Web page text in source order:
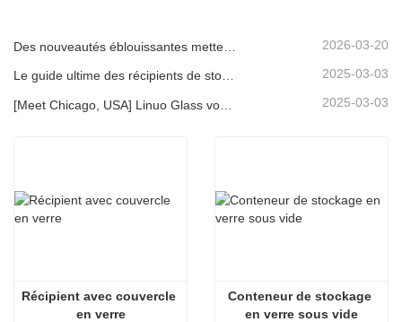
2026-03-20
Le guide ultime des récipients de stockage d'aliments en verre à haut borosilicate 2025-03-03
2025-03-03
Récipient avec couvercle
en verre
Conteneur de stockage
en verre sous vide